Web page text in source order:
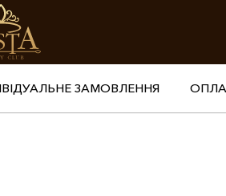
ЗАМОВЛЕННЯ